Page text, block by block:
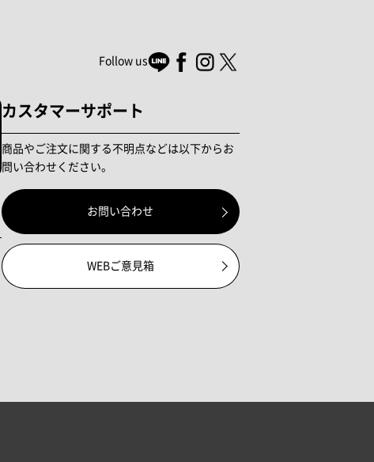
Follow us
カスタマーサポート
商品やご注文に関する不明点などは以下からお
問い合わせください。
お問い合わせ
WEBご意見箱